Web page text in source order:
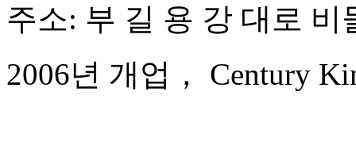
주소: 부 길 용 강 대로
2006년 개업， Century